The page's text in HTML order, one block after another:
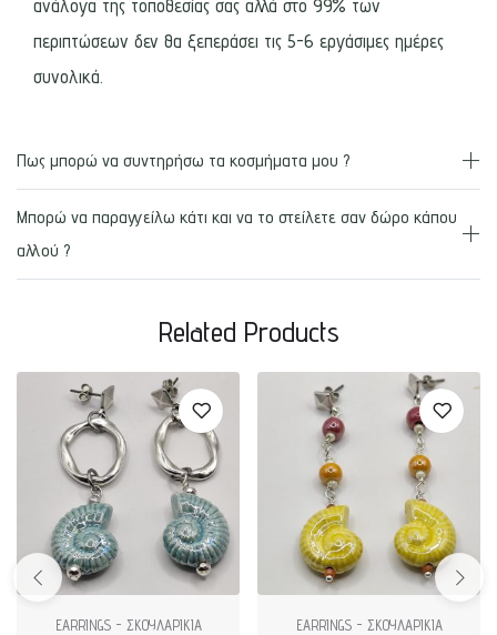
ανάλογα της τοποθεσίας σας αλλά στο 99% των
περιπτώσεων δεν θα ξεπεράσει τις 5-6 εργάσιμες ημέρες
συνολικά.
Πως μπορώ να συντηρήσω τα κοσμήματα μου ?
Μπορώ να παραγγείλω κάτι και να το στείλετε σαν δώρο κάπου
αλλού ?
Related Products
EARRINGS - ΣΚΟΥΛΑΡΙΚΙΑ EARRINGS - ΣΚΟΥΛΑΡΙΚΙΑ